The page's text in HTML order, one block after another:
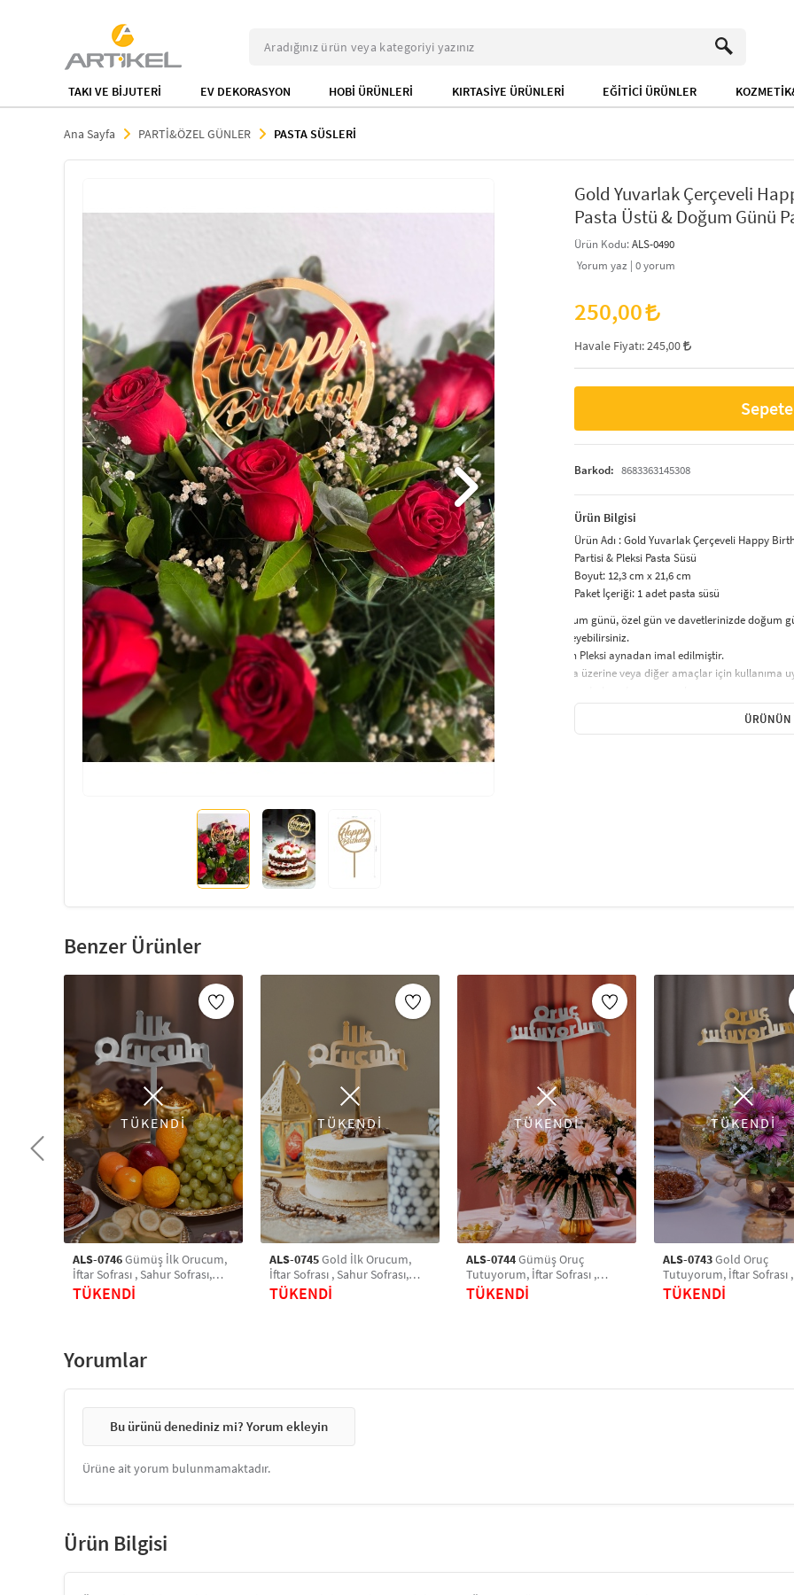
TAKI VE BİJUTERİ EV DEKORASYON HOBİ ÜRÜNLERİ KIRTASİYE ÜRÜNLERİ EĞİTİCİ ÜRÜNLER
Ana Sayfa PARTİ&ÖZEL GÜNLER PASTA SÜSLERİ
Gold Yuvarlak Çerçeveli
Pasta Üstü & Doğum Günü
Ürün Kodu:ALS-0490
Yorum yaz | 0yorum
250,00
Havale Fiyatı:245,00
Barkod: 8683363145308
Ürün Bilgisi
Ürün Adı : Gold Yuvarlak Çerçeveli Happy
Partisi & Pleksi Pasta Süsü
Boyut: 12,3 cm x 21,6 cm
Paket İçeriği: 1 adet pasta süsü
Doğum günü, özel gün ve davetlerinizde doğum
süsleyebilirsiniz.
Ürün Pleksi aynadan imal edilmiştir.
Pasta üzerine veya diğer amaçlar için kullanıma
Pleksiler yansımalı hoş bir renk ve görüntüye
davetleriçin tercih edilirler. Bu süsler,
uygun temalar oluşturmayı sağlar.
Günümüzde pasta süsleri
gold ve gümüş
üretilmektedir. En popüler
özel yazılı topperlar, temalı figürler ve
70 yaşına kadar her yaşa uygun pasta
sunulmaktadır.
Pasta süsleme malzemeleri, hem evde
kullanım sunar. Gold ve gümüş renkli pleksi
süslemeler ise daha ışıltılı ve eğlenceli bir
Pastalarınızı daha özel ve dikkat çekici
pasta süslerini tercih edebilirsiniz.
ÜRÜNÜN
Benzer Ürünler
TÜKENDİ
ALS-0746Gümüş İlk Orucum,
İftar Sofrası , Sahur Sofrası,
Ayna Pleksi Pasta Üstü &
Pleksi Pasta Süsü
TÜKENDİ
TÜKENDİ
ALS-0745Gold İlk Orucum,
İftar Sofrası , Sahur Sofrası,
Ayna Pleksi Pasta Üstü &
Pleksi Pasta Süsü
TÜKENDİ
TÜKENDİ
ALS-0744Gümüş Oruç
Tutuyorum, İftar Sofrası ,
Sahur Sofrası, Ayna Pleksi
Pasta Üstü & Pleksi Pasta Süsü
TÜKENDİ
TÜKENDİ
ALS-0743Gold Oruç
Tutuyorum, İftar Sofrası ,
Sahur Sofrası, Ayna Pleksi
Pasta Üstü & Pleksi Pasta
TÜKENDİ
Yorumlar
Bu ürünü denediniz mi? Yorum ekleyin
Ürüne ait yorum bulunmamaktadır.
Ürün Bilgisi